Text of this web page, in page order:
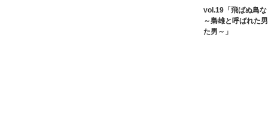
vol.19「飛ばぬ鳥
～梟雄と呼ばれた
た男～」